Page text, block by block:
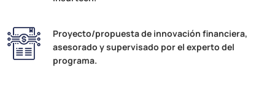
Proyecto/propuesta de innovación financiera,
asesorado y supervisado por el experto del
programa.